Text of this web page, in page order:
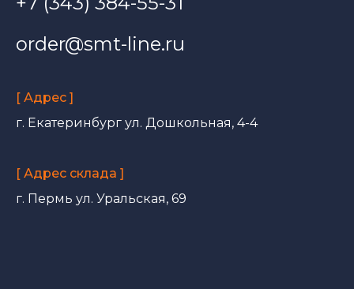
order@smt-line.ru
[ Адрес ]
г. Екатеринбург ул. Дошкольная, 4-4
[ Адрес склада ]
г. Пермь ул. Уральская, 69